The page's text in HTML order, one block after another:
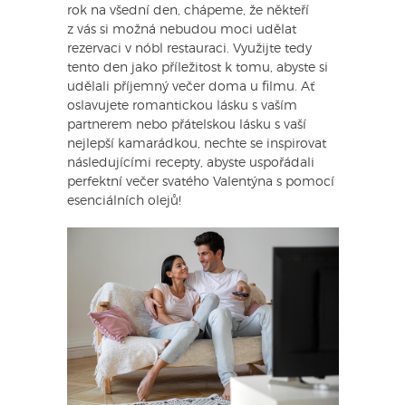
rok na všední den, chápeme, že někteří
z vás si možná nebudou moci udělat
rezervaci v nóbl restauraci. Využijte tedy
tento den jako příležitost k tomu, abyste si
udělali příjemný večer doma u filmu. Ať
oslavujete romantickou lásku s vaším
partnerem nebo přátelskou lásku s vaší
nejlepší kamarádkou, nechte se inspirovat
následujícími recepty, abyste uspořádali
perfektní večer svatého Valentýna s pomocí
esenciálních olejů!